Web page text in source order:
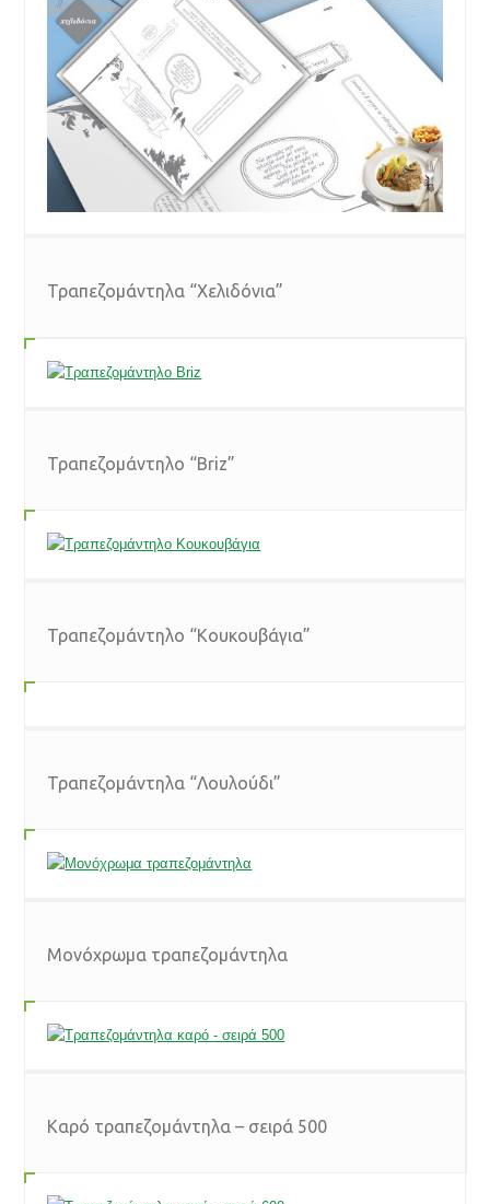
Τραπεζομάντηλα “Χελιδόνια”
Τραπεζομάντηλο “Briz”
Τραπεζομάντηλο “Κουκουβάγια”
Τραπεζομάντηλα “Λουλούδι”
Μονόχρωμα τραπεζομάντηλα
Καρό τραπεζομάντηλα – σειρά 500